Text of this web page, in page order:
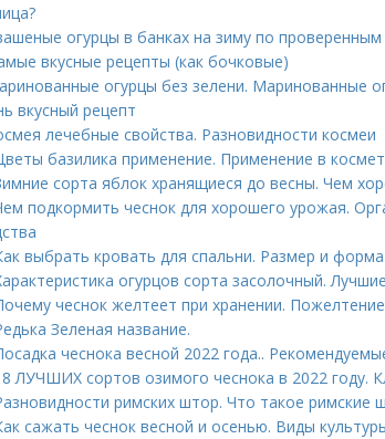
огурцы в банках на зиму по
вкусные рецепты (как бочковые)
огурцы без зелени. Маринованные
вкусный рецепт
лечебные свойства. Разновидности космеи
базилика применение. Применение в
сорта яблок хранящиеся до весны. Чем
подкормить чеснок для хорошего урожая.
выбрать кровать для спальни. Размер и
огурцов сорта засолочный.
чеснок желтеет при хранении.
Зеленая название.
чеснока весной 2022 года..
ЛУЧШИХ сортов озимого чеснока в 2022 году.
римских штор. Что такое
сажать чеснок весной и осенью. Виды